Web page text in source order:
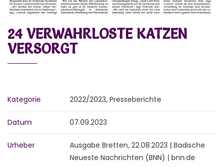
24 VERWAHRLOSTE KATZEN
VERSORGT
Kategorie 2022/2023,Presseberichte
Datum 07.09.2023
Urheber
Ausgabe Bretten, 22.08.2023 | Badische
Neueste Nachrichten (BNN) | bnn.de